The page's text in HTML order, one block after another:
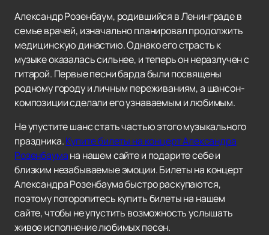
Александр Розенбаум, родившийся в Ленинграде в
семье врачей, изначально планировал продолжить
медицинскую династию. Однако его страсть к
музыке оказалась сильнее, и теперь он неразлучен с
гитарой. Первые песни барда были посвящены
родному городу и личным переживаниям, а шансон-
композиции сделали его узнаваемым и любимым.
Не упустите шанс стать частью этого музыкального
праздника.Купите билеты на концерт Александра
Розенбаумана нашем сайте и подарите себе и
близким незабываемые эмоции. Билеты на концерт
Александра Розенбаума быстро раскупаются,
поэтому поторопитесь купить билеты на нашем
сайте, чтобы не упустить возможность услышать
живое исполнение любимых песен.